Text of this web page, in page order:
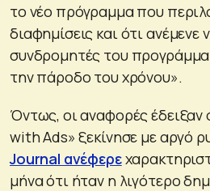
το νέο πρόγραμμα που
διαφημίσεις και ότι ανέμενε
συνδρομητές του
την πάροδο του χρόνου».
Όντως, οι αναφορές
with Ads» ξεκίνησε με αργό
Journal ανέφερε
μήνα ότι ήταν η λιγότερο